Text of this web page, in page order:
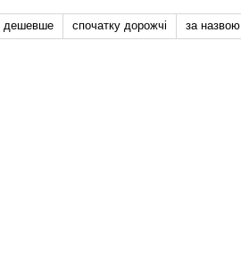
дешевше спочатку дорожчі за назвою